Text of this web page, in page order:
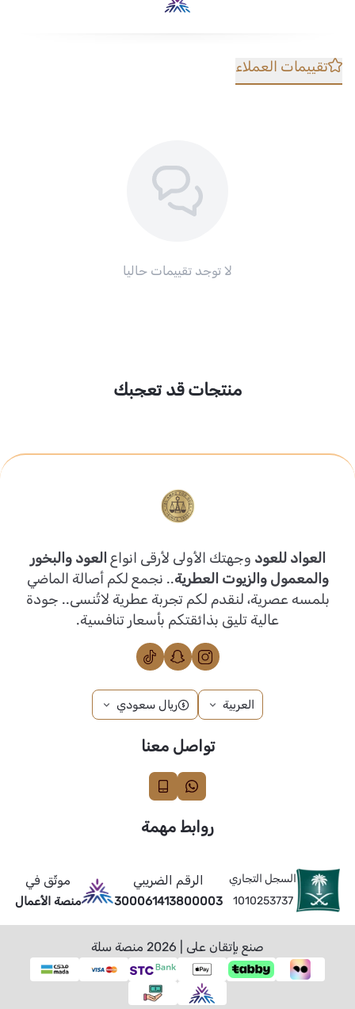
تقييمات العملاء
لا توجد تقييمات حاليا
منتجات قد تعجبك
العواد للعود وجهتك الأولى لأرقى انواع العود والبخور
والمعمول والزيوت العطرية.. نجمع لكم أصالة الماضي
بلمسه عصرية، لنقدم لكم تجربة عطرية لاتُنسى.. جودة
عالية تليق بذائقتكم بأسعار تنافسية.
العربية ريال سعودي
تواصل معنا
روابط مهمة
السجل التجاري
1010253737
الرقم الضريبي
300061413800003
موثّق في
منصة الأعمال
صنع بإتقان على | 2026 منصة سلة